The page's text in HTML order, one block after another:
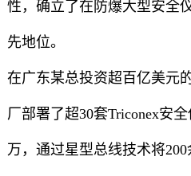
性，确立了在防爆大型安全
先地位。
在广东某总投资超百亿美元
厂部署了超30套Triconex安
万，通过星型总线技术将